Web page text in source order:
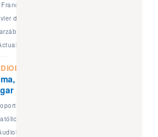
de
dulce
Voz